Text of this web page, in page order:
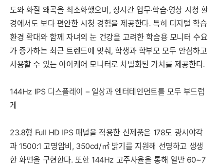
도와 화질 왜곡을 최소화했으며, 장시간 업무·학습·영상 시청 환
경에서도 보다 편안한 시청 경험을 제공한다. 특히 디지털 학습
환경 확대와 함께 자녀의 눈 건강을 고려한 학습용 모니터 수요
가 증가하는 최근 트렌드에 맞춰, 학생과 학부모 모두 안심하고
사용할 수 있는 아이케어 모니터로 차별화된 가치를 제공한다.
144Hz IPS 디스플레이 – 일상과 엔터테인먼트를 모두 부드럽
게
23.8형 Full HD IPS 패널을 적용한 신제품은 178도 광시야각
과 1500:1 고명암비, 350cd/㎡ 밝기를 지원해 선명하고 생생
한 화면을 구현한다. 또한 144Hz 고주사율을 통해 일반 60~7